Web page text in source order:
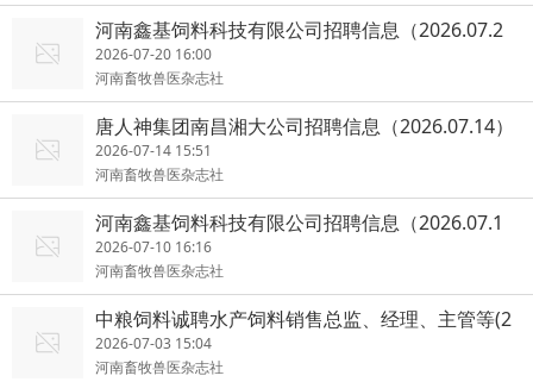
河南鑫基饲料科技有限公司招聘信息（2026.07.2
0）
2026-07-20 16:00
河南畜牧兽医杂志社
唐人神集团南昌湘大公司招聘信息（2026.07.14）
2026-07-14 15:51
河南畜牧兽医杂志社
河南鑫基饲料科技有限公司招聘信息（2026.07.1
0）
2026-07-10 16:16
河南畜牧兽医杂志社
中粮饲料诚聘水产饲料销售总监、经理、主管等(2
026.07.03)
2026-07-03 15:04
河南畜牧兽医杂志社